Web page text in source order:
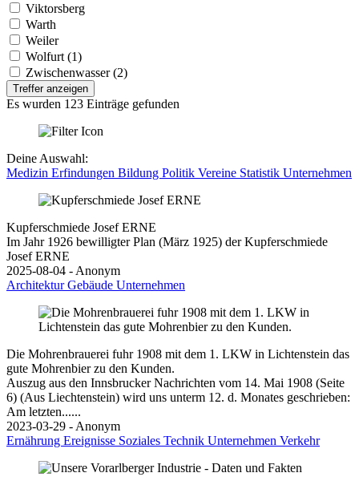
Viktorsberg
Warth
Weiler
Wolfurt (1)
Zwischenwasser (2)
Treffer anzeigen
Es wurden 123 Einträge gefunden
Deine Auswahl:
Medizin Erfindungen Bildung Politik Vereine Statistik Unternehmen
Kupferschmiede Josef ERNE
Im Jahr 1926 bewilligter Plan (März 1925) der Kupferschmiede
Josef ERNE
2025-08-04 - Anonym
ArchitekturGebäude Unternehmen
Die Mohrenbrauerei fuhr 1908 mit dem 1. LKW in Lichtenstein das
gute Mohrenbier zu den Kunden.
Auszug aus den Innsbrucker Nachrichten vom 14. Mai 1908 (Seite
6) (Aus Liechtenstein) wird uns unterm 12. d. Monates geschrieben:
Am letzten......
2023-03-29 - Anonym
Ernährung Ereignisse Soziales Technik Unternehmen Verkehr